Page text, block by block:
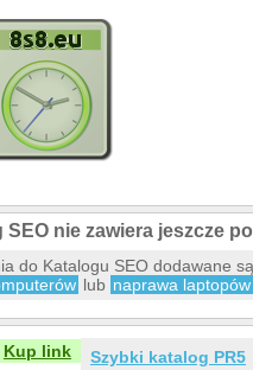
SEO nie zawiera jeszcze
do Katalogu SEO dodawane
lub naprawa laptopów
Kup link
Szybki katalog PR5